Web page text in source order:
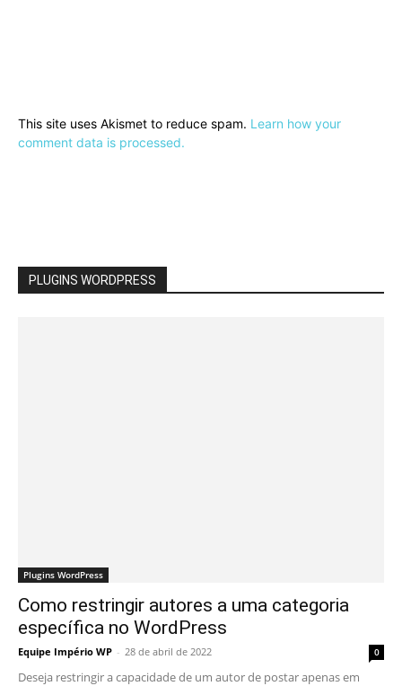
This site uses Akismet to reduce spam. Learn how your
comment data is processed.
PLUGINS WORDPRESS
Plugins WordPress
Como restringir autores a uma categoria
específica no WordPress
Equipe Império WP - 28 de abril de 2022 0
Deseja restringir a capacidade de um autor de postar apenas em